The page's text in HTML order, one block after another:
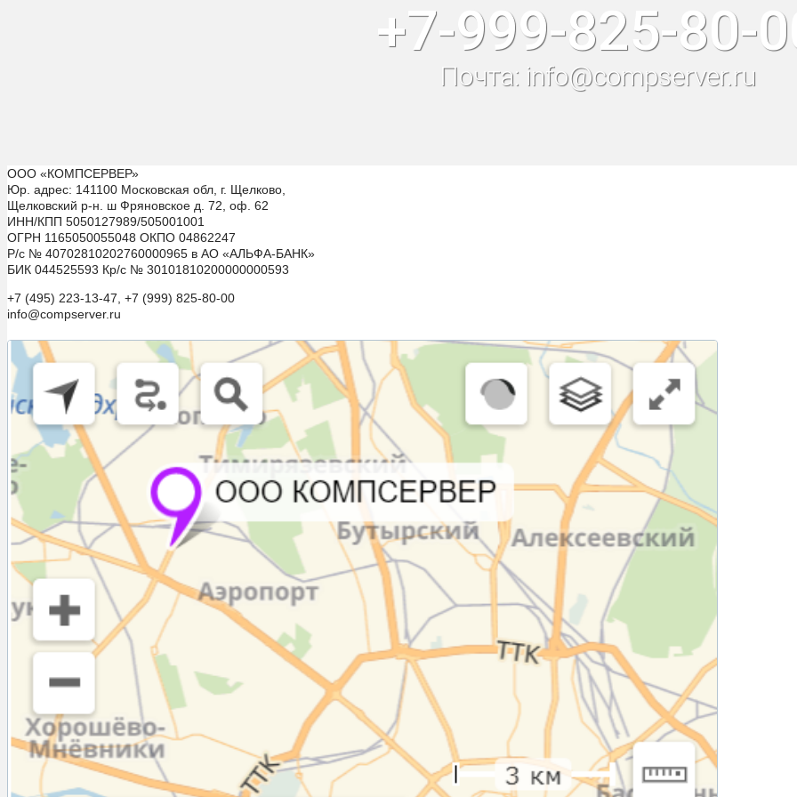
+7-999-825-80-
Почта: info@compserver.ru
ООО «КОМПСЕРВЕР»
Юр. адрес: 141100 Московская обл, г. Щелково,
Щелковский р-н. ш Фряновское д. 72, оф. 62
ИНН/КПП 5050127989/505001001
ОГРН 1165050055048 ОКПО 04862247
Р/с № 40702810202760000965 в АО «АЛЬФА-БАНК»
БИК 044525593 Кр/с № 30101810200000000593
+7 (495) 223-13-47, +7 (999) 825-80-00
info@compserver.ru